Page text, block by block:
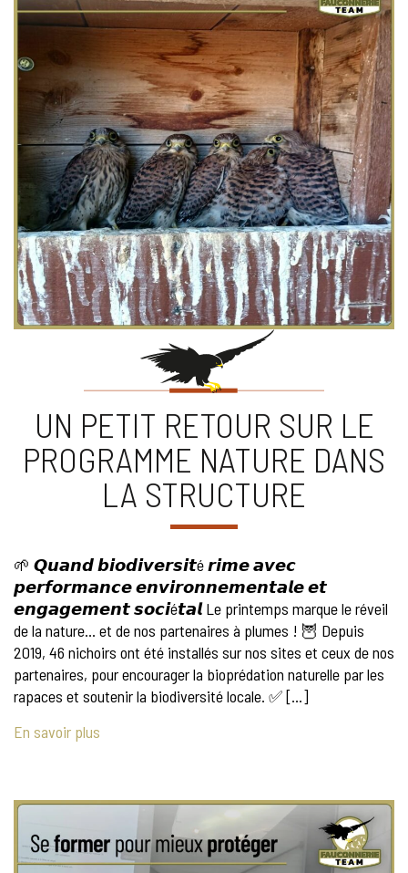
UN PETIT RETOUR SUR LE
PROGRAMME NATURE DANS
LA STRUCTURE
🌱 𝙌𝙪𝙖𝙣𝙙 𝙗𝙞𝙤𝙙𝙞𝙫𝙚𝙧𝙨𝙞𝙩é 𝙧𝙞𝙢𝙚 𝙖𝙫𝙚𝙘
𝙥𝙚𝙧𝙛𝙤𝙧𝙢𝙖𝙣𝙘𝙚 𝙚𝙣𝙫𝙞𝙧𝙤𝙣𝙣𝙚𝙢𝙚𝙣𝙩𝙖𝙡𝙚 𝙚𝙩
𝙚𝙣𝙜𝙖𝙜𝙚𝙢𝙚𝙣𝙩 𝙨𝙤𝙘𝙞é𝙩𝙖𝙡 Le printemps marque le réveil
de la nature… et de nos partenaires à plumes ! 🦉 Depuis
2019, 46 nichoirs ont été installés sur nos sites et ceux de nos
partenaires, pour encourager la bioprédation naturelle par les
rapaces et soutenir la biodiversité locale. ✅ […]
En savoir plus